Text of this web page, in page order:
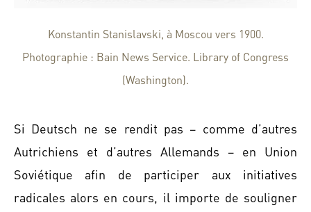
Konstantin Stanislavski, à Moscou vers 1900.
Photographie : Bain News Service. Library of Congress
(Washington).
Si Deutsch ne se rendit pas – comme d’autres
Autrichiens et d’autres Allemands – en Union
Soviétique afin de participer aux initiatives
radicales alors en cours, il importe de souligner